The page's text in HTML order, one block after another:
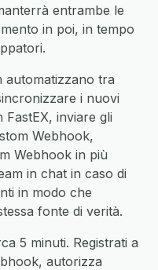
entrambe le
in poi, in tempo
automatizzano tra
i nuovi
inviare gli
Webhook,
Webhook in più
in chat in caso di
in modo che
fonte di verità.
5 minuti. Registrati a
autorizza